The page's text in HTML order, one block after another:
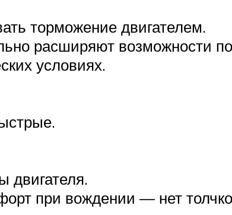
торможение двигателем.
расширяют возможности
условиях.
двигателя.
при вождении — нет